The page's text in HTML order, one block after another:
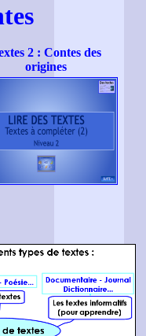
2 : Contes des
origines